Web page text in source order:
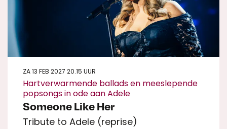
Someone Like Her
Tribute to Adele (reprise)
Hartverwarmende ballads en meeslepende
popsongs in ode aan Adele
ZA 13 FEB 2027 20.15 UUR